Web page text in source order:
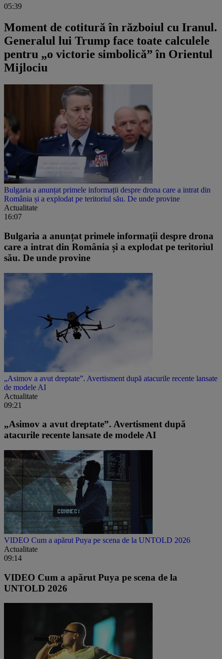
05:39
Moment de cotitură în războiul cu Iranul.
Generalul lui Trump face toate calculele
pentru „o victorie simbolică” în Orientul
Mijlociu
Bulgaria a anunțat primele informații despre drona care a intrat din
România și a explodat pe teritoriul său. De unde provine
Actualitate
16:07
Bulgaria a anunțat primele informații despre drona
care a intrat din România și a explodat pe teritoriul
său. De unde provine
„Asimov a avut dreptate”. Avertisment după atacurile recente lansate
de modele AI
Actualitate
09:21
„Asimov a avut dreptate”. Avertisment după
atacurile recente lansate de modele AI
VIDEO Cum a apărut Puya pe scena de la UNTOLD 2026
Actualitate
09:14
VIDEO Cum a apărut Puya pe scena de la
UNTOLD 2026